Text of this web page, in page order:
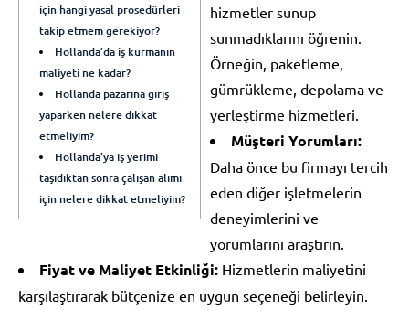
için hangi yasal prosedürleri
takip etmem gerekiyor?
Hollanda’da iş kurmanın
maliyeti ne kadar?
Hollanda pazarına giriş
yaparken nelere dikkat
etmeliyim?
Hollanda’ya iş yerimi
taşıdıktan sonra çalışan alımı
için nelere dikkat etmeliyim?
hizmetler sunup
sunmadıklarını öğrenin.
Örneğin, paketleme,
gümrükleme, depolama ve
yerleştirme hizmetleri.
Müşteri Yorumları:
Daha önce bu firmayı tercih
eden diğer işletmelerin
deneyimlerini ve
yorumlarını araştırın.
Fiyat ve Maliyet Etkinliği: Hizmetlerin maliyetini
karşılaştırarak bütçenize en uygun seçeneği belirleyin.